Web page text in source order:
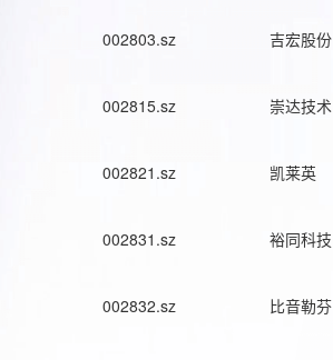
002803.sz 吉宏股份
002815.sz 崇达技术
002821.sz 凯莱英
002831.sz 裕同科技
002832.sz 比音勒芬